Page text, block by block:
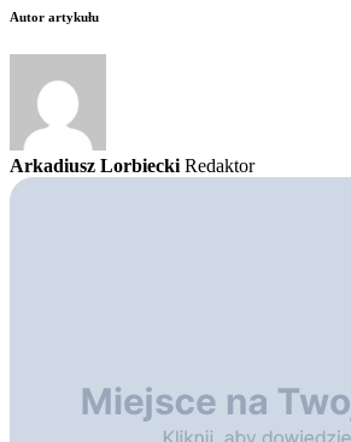
Autor artykułu
Arkadiusz Lorbiecki Redaktor